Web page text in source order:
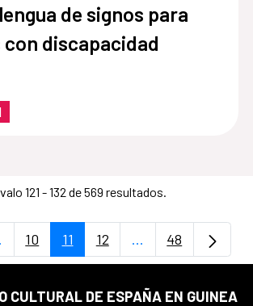
de signos para
discapacidad
121 - 132 de 569 resultados.
intermedias Use TAB para
Página
10 Página
11 Página
12 ...PáginasPágina
48
CULTURAL DE ESPAÑA EN GUINEA